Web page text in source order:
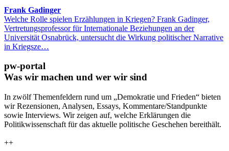
Frank Gadinger
Welche Rolle spielen Erzählungen in Kriegen? Frank Gadinger,
Vertretungsprofessor für Internationale Beziehungen an der
Universität Osnabrück, untersucht die Wirkung politischer Narrative
in Kriegsze…
pw-portal
Was wir machen und wer wir sind
In zwölf Themenfeldern rund um „Demokratie und Frieden“ bieten
wir Rezensionen, Analysen, Essays, Kommentare/Standpunkte
sowie Interviews. Wir zeigen auf, welche Erklärungen die
Politikwissenschaft für das aktuelle politische Geschehen bereithält.
++